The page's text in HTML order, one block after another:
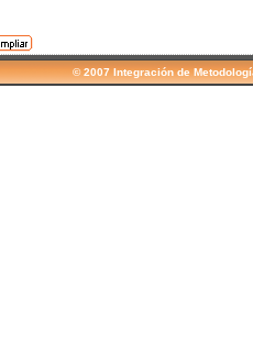
© 2007 Integración de